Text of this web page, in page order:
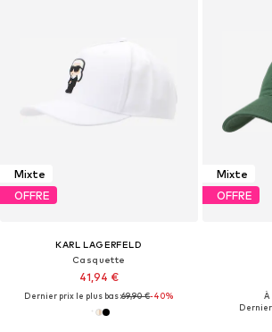
Mixte
OFFRE
KARL LAGERFELD
Casquette
41,94 €
Dernier prix le plus bas :69,90 €-40%
Mixte
OFFRE
À
Dernier